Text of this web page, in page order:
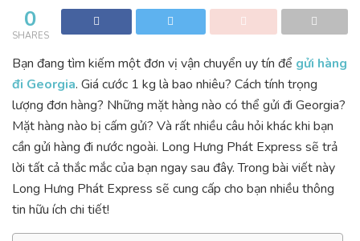
0
SHARES
Bạn đang tìm kiếm một đơn vị vận chuyển uy tín để gửi hàng
đi Georgia. Giá cước 1 kg là bao nhiêu? Cách tính trọng
lượng đơn hàng? Những mặt hàng nào có thể gửi đi Georgia?
Mặt hàng nào bị cấm gửi? Và rất nhiều câu hỏi khác khi bạn
cần gửi hàng đi nước ngoài. Long Hưng Phát Express sẽ trả
lời tất cả thắc mắc của bạn ngay sau đây. Trong bài viết này
Long Hưng Phát Express sẽ cung cấp cho bạn nhiều thông
tin hữu ích chi tiết!